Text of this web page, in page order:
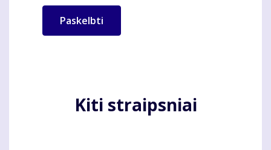
Kiti straipsniai